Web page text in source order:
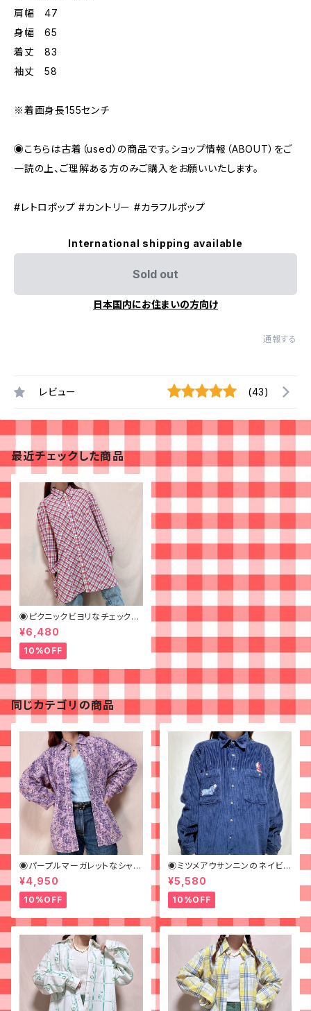
肩幅 47
身幅 65
着丈 83
袖丈 58
※着画身長155センチ
◉こちらは古着（used）の商品です。ショップ情報（ABOUT）をご
一読の上、ご理解ある方のみご購入をお願いいたします。
#レトロポップ #カントリー #カラフルポップ
International shipping available
Sold out
日本国内にお住まいの方向け
通報する
レビュー (43)
最近チェックした商品
◉ピクニックビヨリなチェックシ
ャツワンピ◉ 古着 赤 青 黄
¥6,480
10%OFF
同じカテゴリの商品
◉パープルマーガレットなシャツ
◉ 古着 花柄 紫
¥4,950
10%OFF
◉ミツメアウサンニンのネイビ
ーコーデュロイシャツ◉古着
¥5,580
10%OFF